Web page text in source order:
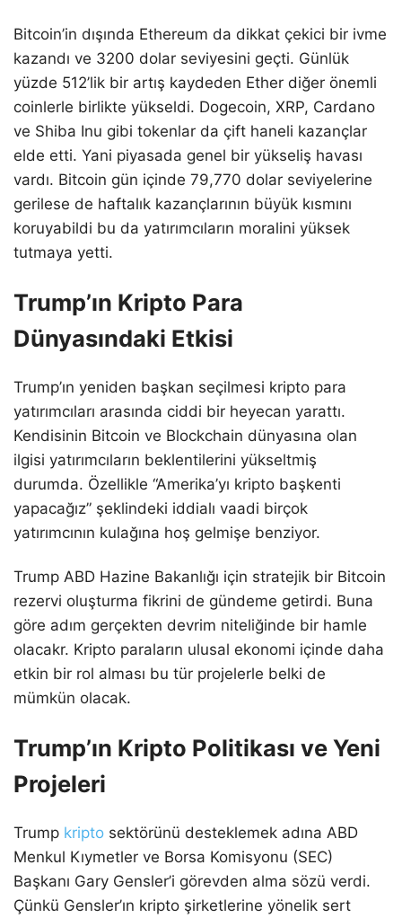
Bitcoin’in dışında Ethereum da dikkat çekici bir ivme
kazandı ve 3200 dolar seviyesini geçti. Günlük
yüzde 512’lik bir artış kaydeden Ether diğer önemli
coinlerle birlikte yükseldi. Dogecoin, XRP, Cardano
ve Shiba Inu gibi tokenlar da çift haneli kazançlar
elde etti. Yani piyasada genel bir yükseliş havası
vardı. Bitcoin gün içinde 79,770 dolar seviyelerine
gerilese de haftalık kazançlarının büyük kısmını
koruyabildi bu da yatırımcıların moralini yüksek
tutmaya yetti.
Trump’ın Kripto Para
Dünyasındaki Etkisi
Trump’ın yeniden başkan seçilmesi kripto para
yatırımcıları arasında ciddi bir heyecan yarattı.
Kendisinin Bitcoin ve Blockchain dünyasına olan
ilgisi yatırımcıların beklentilerini yükseltmiş
durumda. Özellikle “Amerika’yı kripto başkenti
yapacağız” şeklindeki iddialı vaadi birçok
yatırımcının kulağına hoş gelmişe benziyor.
Trump ABD Hazine Bakanlığı için stratejik bir Bitcoin
rezervi oluşturma fikrini de gündeme getirdi. Buna
göre adım gerçekten devrim niteliğinde bir hamle
olacakr. Kripto paraların ulusal ekonomi içinde daha
etkin bir rol alması bu tür projelerle belki de
mümkün olacak.
Trump’ın Kripto Politikası ve Yeni
Projeleri
Trump kripto sektörünü desteklemek adına ABD
Menkul Kıymetler ve Borsa Komisyonu (SEC)
Başkanı Gary Gensler’i görevden alma sözü verdi.
Çünkü Gensler’ın kripto şirketlerine yönelik sert